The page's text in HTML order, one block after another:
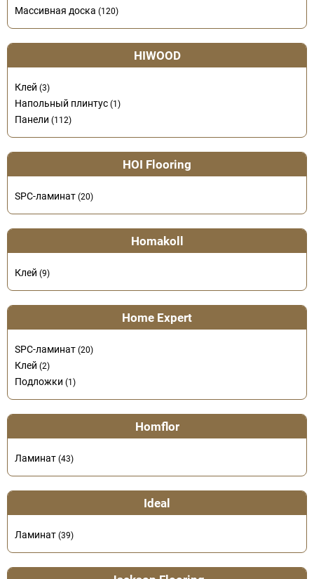
Массивная доска (120)
HIWOOD
Клей (3)
Напольный плинтус (1)
Панели (112)
HOI Flooring
SPC-ламинат (20)
Homakoll
Клей (9)
Home Expert
SPC-ламинат (20)
Клей (2)
Подложки (1)
Homflor
Ламинат (43)
Ideal
Ламинат (39)